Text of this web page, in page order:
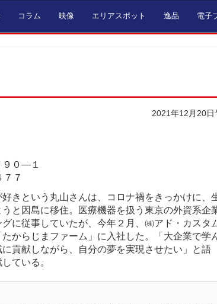
コラム 映像 エリアスポット 逸品 電子
2021年12月20日
９０―１
７
きという丸山さんは、コロナ禍をきっかけに、
と因島に移住。医療機器を扱う東京の外資系企
に従事していたが、今年２月、㈱アド・カスタ
からじまファーム」に入社した。「大企業で学
貢献しながら、自分の夢を実現させたい」と語
ている。